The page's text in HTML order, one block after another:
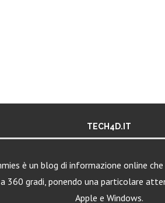
TECH4D.IT
è un blog di informazione online
360 gradi, ponendo una particolare
Apple e Windows.